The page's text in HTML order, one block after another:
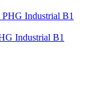
Industrial B1